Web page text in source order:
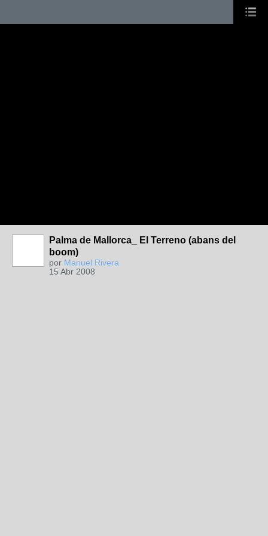
Palma de Mallorca_ El Terreno (abans del
boom)
por Manuel Rivera
15 Abr 2008